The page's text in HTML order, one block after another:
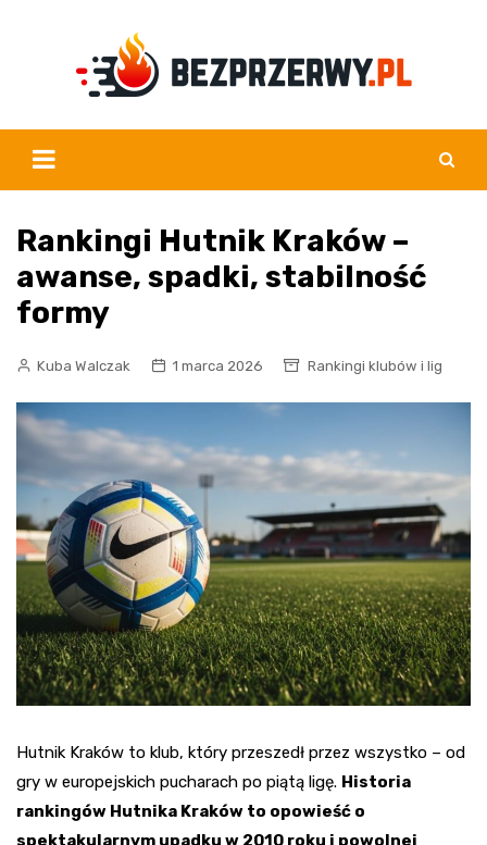
Rankingi Hutnik Kraków –
awanse, spadki, stabilność
formy
Kuba Walczak 1 marca 2026 Rankingi klubów i lig
Hutnik Kraków to klub, który przeszedł przez wszystko – od
gry w europejskich pucharach po piątą ligę. Historia
rankingów Hutnika Kraków to opowieść o
spektakularnym upadku w 2010 roku i powolnej